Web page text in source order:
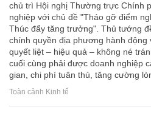
chủ trì Hội nghị Thường trực Chính
nghiệp với chủ đề "Tháo gỡ điểm
Thúc đẩy tăng trưởng". Thủ tướng
chính quyền địa phương hành
quyết liệt – hiệu quả – không né
cuối cùng phải được doanh nghiệp
gian, chi phí tuân thủ, tăng cường
Toàn cảnh Kinh tế